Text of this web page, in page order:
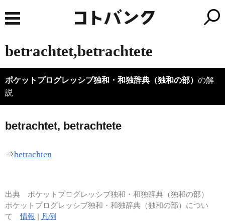
betrachtet,betrachtete
ポケットプログレッシブ独和・和独辞典（独和の部） の解
説
betrachtet, betrachtete
⇒betrachten
出典 ポケットプログレッシブ独和・和独辞典（独和の部）
ポケットプログレッシブ独和・和独辞典（独和の部）につい
て情報 | 凡例